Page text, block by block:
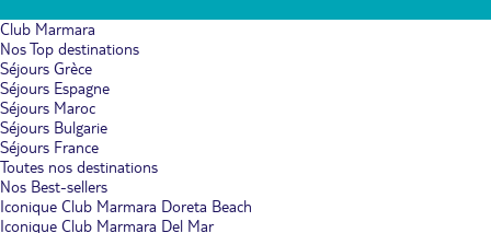
Club Marmara
Nos Top destinations
Séjours Grèce
Séjours Espagne
Séjours Maroc
Séjours Bulgarie
Séjours France
Toutes nos destinations
Nos Best-sellers
Iconique Club Marmara Doreta Beach
Iconique Club Marmara Del Mar